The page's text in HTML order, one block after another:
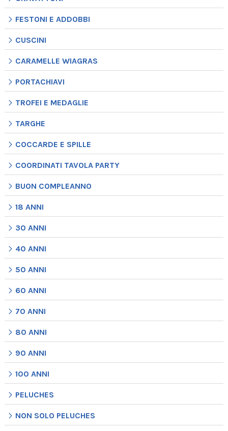
FESTONI E ADDOBBI
CUSCINI
CARAMELLE WIAGRAS
PORTACHIAVI
TROFEI E MEDAGLIE
TARGHE
COCCARDE E SPILLE
COORDINATI TAVOLA PARTY
BUON COMPLEANNO
18 ANNI
30 ANNI
40 ANNI
50 ANNI
60 ANNI
70 ANNI
80 ANNI
90 ANNI
100 ANNI
PELUCHES
NON SOLO PELUCHES